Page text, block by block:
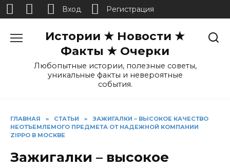
Истории ★ Новости ★
Факты ★ Очерки
Любопытные истории, полезные советы,
уникальные факты и невероятные
события.
ГЛАВНАЯ » СТАТЬИ »
ЗАЖИГАЛКИ – ВЫСОКОЕ КАЧЕСТВО
НЕОТЪЕМЛЕМОГО ПРЕДМЕТА ОТ НАДЕЖНОЙ КОМПАНИИ
ZIPPO В МОСКВЕ
Зажигалки – высокое
Вход Регистрация